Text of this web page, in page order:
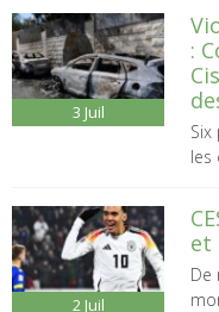
3 Juil
:
les
2 Juil
et
De